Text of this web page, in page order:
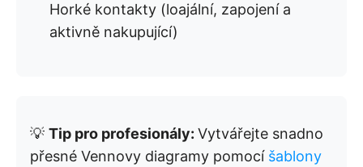
Horké kontakty (loajální, zapojení a
aktivně nakupující)
💡 Tip pro profesionály: Vytvářejte snadno
přesné Vennovy diagramy pomocí šablony